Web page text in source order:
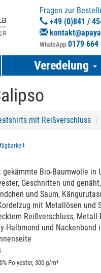
Fragen zur
+49 (0)841 /
WhatsApp 0179 664
Veredelung
mit Reißverschluss
Bio-Baumwolle in
Geschnitten und
und Saum,
mit Metallösen und
Reißverschluss,
Halbmond und Nackenband
Polyester, 300 g/m²